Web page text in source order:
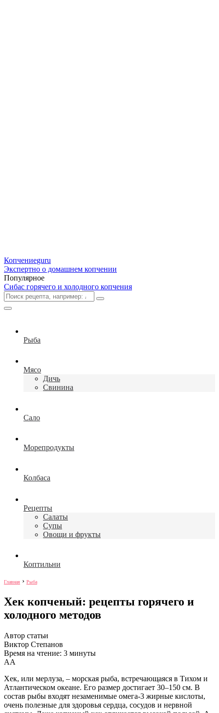
Копчениеguru
Экспертно о домашнем копчении
Популярное
Сибас горячего и холодного копчения
Рыба
Мясо
Дичь
Свинина
Сало
Морепродукты
Колбаса
Рецепты
Салаты
Супы
Овощи и фрукты
Коптильни
Главная › Рыба
Хек копченый: рецепты горячего и
холодного методов
Автор статьи
Виктор Степанов
Время на чтение: 3 минуты
АА
Хек, или мерлуза, – морская рыба, встречающаяся в Тихом и
Атлантическом океане. Его размер достигает 30–150 см. В
состав рыбы входят незаменимые омега-3 жирные кислоты,
очень полезные для здоровья сердца, сосудов и нервной